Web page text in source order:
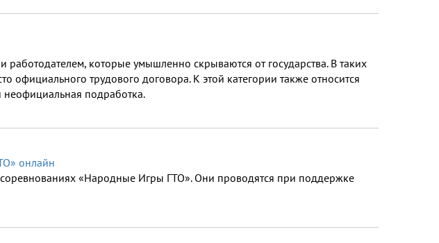
которые умышленно скрываются от государства. В таких
официального трудового договора. К этой категории также относится
неофициальная подработка.
онлайн
«Народные Игры ГТО». Они проводятся при поддержке